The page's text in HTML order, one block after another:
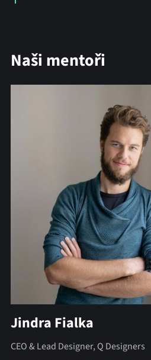
Naši mentoři
Jindra Fialka
CEO & Lead Designer, Q Designers